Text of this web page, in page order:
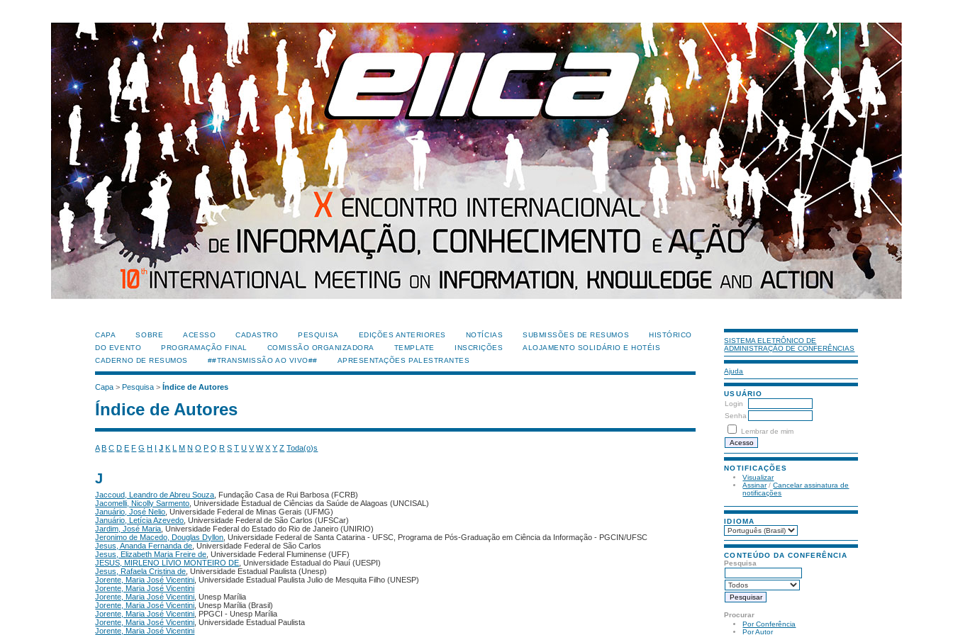
SISTEMA ELETRÔNICO DE
ADMINISTRAÇÃO DE CONFERÊNCIAS
Ajuda
USUÁRIO
Login
Senha
Lembrar de mim
NOTIFICAÇÕES
Visualizar
Assinar/Cancelar assinatura de
notificações
IDIOMA
CONTEÚDO DA CONFERÊNCIA
Pesquisa
Procurar
Por Conferência
Por Autor
CAPA SOBRE ACESSO CADASTRO PESQUISA EDIÇÕES ANTERIORES NOTÍCIAS SUBMISSÕES DE RESUMOS
HISTÓRICO
DO EVENTO
PROGRAMAÇÃO FINAL COMISSÃO ORGANIZADORA TEMPLATE INSCRIÇÕES
ALOJAMENTO SOLIDÁRIO E HOTÉIS
CADERNO DE RESUMOS
##TRANSMISSÃO AO VIVO## APRESENTAÇÕES PALESTRANTES
Capa >Pesquisa >Índice de Autores
Índice de Autores
A B C D E F G H I J K L M N O P Q R S T U V W X Y Z Toda(o)s
J
Jaccoud, Leandro de Abreu Souza , Fundação Casa de Rui Barbosa (FCRB)
Jacomelli, Nicolly Sarmento , Universidade Estadual de Ciências da Saúde de Alagoas (UNCISAL)
Januário, José Nelio , Universidade Federal de Minas Gerais (UFMG)
Januário, Letícia Azevedo , Universidade Federal de São Carlos (UFSCar)
Jardim, José Maria , Universidade Federal do Estado do Rio de Janeiro (UNIRIO)
Jeronimo de Macedo, Douglas Dyllon , Universidade Federal de Santa Catarina - UFSC, Programa de Pós-Graduação em Ciência da Informação - PGCIN/UFSC
Jesus, Ananda Fernanda de , Universidade Federal de São Carlos
Jesus, Elizabeth Maria Freire de , Universidade Federal Fluminense (UFF)
JESUS, MIRLENO LÍVIO MONTEIRO DE , Universidade Estadual do Piauí (UESPI)
Jesus, Rafaela Cristina de , Universidade Estadual Paulista (Unesp)
Jorente, Maria José Vicentini , Universidade Estadual Paulista Julio de Mesquita Filho (UNESP)
Jorente, Maria José Vicentini
Jorente, Maria José Vicentini , Unesp Marília
Jorente, Maria José Vicentini , Unesp Marília (Brasil)
Jorente, Maria José Vicentini , PPGCI - Unesp Marília
Jorente, Maria José Vicentini , Universidade Estadual Paulista
Jorente, Maria José Vicentini